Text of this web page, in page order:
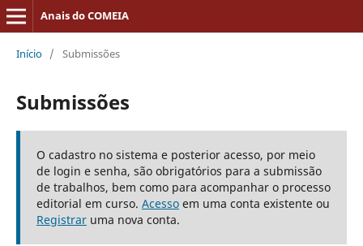
Anais do COMEIA
Início / Submissões
Submissões
O cadastro no sistema e posterior acesso, por meio
de login e senha, são obrigatórios para a submissão
de trabalhos, bem como para acompanhar o processo
editorial em curso. Acessoem uma conta existente ou
Registraruma nova conta.